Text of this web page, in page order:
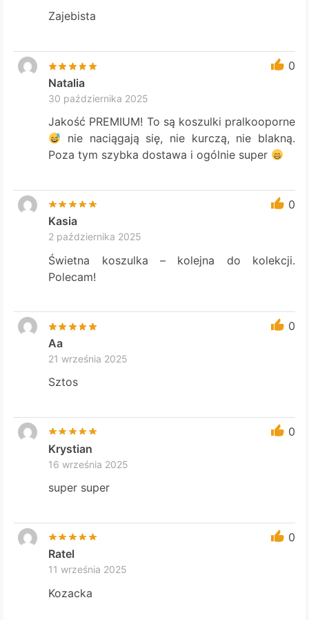
Zajebista
0
Natalia
30 października 2025
Jakość PREMIUM! To są koszulki pralkooporne
nie naciągają się, nie kurczą, nie blakną.
Poza tym szybka dostawa i ogólnie super
0
Kasia
2 października 2025
Świetna koszulka – kolejna do kolekcji.
Polecam!
0
Aa
21 września 2025
Sztos
0
Krystian
16 września 2025
super super
0
Ratel
11 września 2025
Kozacka